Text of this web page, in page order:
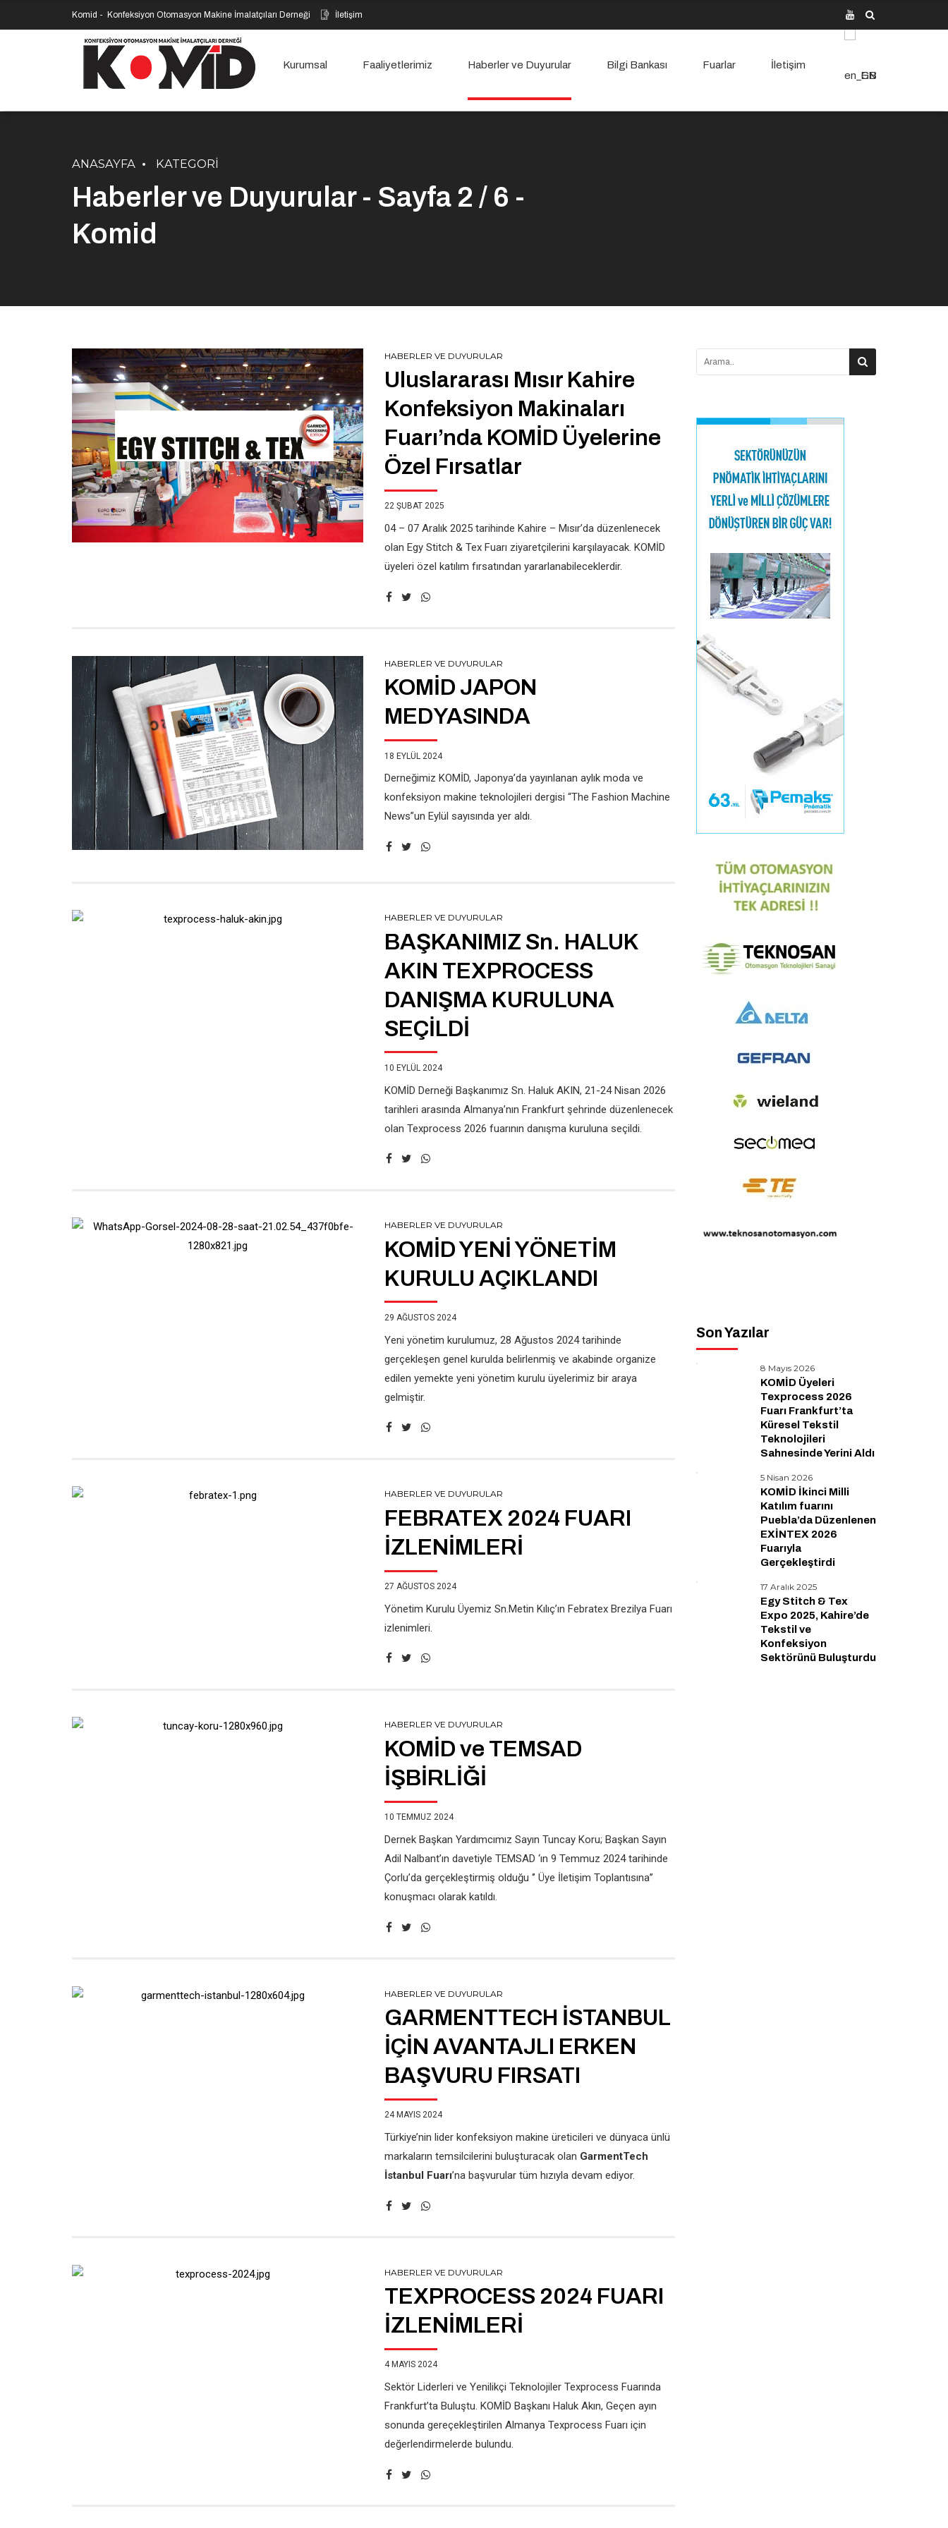
Komid - Konfeksiyon Otomasyon Makine İmalatçıları Derneği İletişim
Kurumsal Faaliyetlerimiz Haberler ve Duyurular Bilgi Bankası Fuarlar
İletişim
EN
ANASAYFA KATEGORI
Haberler ve Duyurular - Sayfa 2 / 6 -
Komid
HABERLER VE DUYURULAR
Uluslararası Mısır Kahire
Konfeksiyon Makinaları
Fuarı’nda KOMİD Üyelerine
Özel Fırsatlar
22 ŞUBAT 2025
04 – 07 Aralık 2025 tarihinde Kahire – Mısır’da düzenlenecek
olan Egy Stitch & Tex Fuarı ziyaretçilerini karşılayacak. KOMİD
üyeleri özel katılım fırsatından yararlanabileceklerdir.
HABERLER VE DUYURULAR
KOMİD JAPON
MEDYASINDA
18 EYLÜL 2024
Derneğimiz KOMİD, Japonya’da yayınlanan aylık moda ve
konfeksiyon makine teknolojileri dergisi “The Fashion Machine
News”un Eylül sayısında yer aldı.
HABERLER VE DUYURULAR
BAŞKANIMIZ Sn. HALUK
AKIN TEXPROCESS
DANIŞMA KURULUNA
SEÇİLDİ
10 EYLÜL 2024
KOMİD Derneği Başkanımız Sn. Haluk AKIN, 21-24 Nisan 2026
tarihleri arasında Almanya’nın Frankfurt şehrinde düzenlenecek
olan Texprocess 2026 fuarının danışma kuruluna seçildi.
HABERLER VE DUYURULAR
KOMİD YENİ YÖNETİM
KURULU AÇIKLANDI
29 AĞUSTOS 2024
Yeni yönetim kurulumuz, 28 Ağustos 2024 tarihinde
gerçekleşen genel kurulda belirlenmiş ve akabinde organize
edilen yemekte yeni yönetim kurulu üyelerimiz bir araya
gelmiştir.
HABERLER VE DUYURULAR
FEBRATEX 2024 FUARI
İZLENİMLERİ
27 AĞUSTOS 2024
Yönetim Kurulu Üyemiz Sn.Metin Kılıç’ın Febratex Brezilya Fuarı
izlenimleri.
HABERLER VE DUYURULAR
KOMİD ve TEMSAD
İŞBİRLİĞİ
10 TEMMUZ 2024
Dernek Başkan Yardımcımız Sayın Tuncay Koru; Başkan Sayın
Adil Nalbant’ın davetiyle TEMSAD ‘ın 9 Temmuz 2024 tarihinde
Çorlu’da gerçekleştirmiş olduğu ‘’ Üye İletişim Toplantısına’’
konuşmacı olarak katıldı.
HABERLER VE DUYURULAR
GARMENTTECH İSTANBUL
İÇİN AVANTAJLI ERKEN
BAŞVURU FIRSATI
24 MAYIS 2024
Türkiye’nin lider konfeksiyon makine üreticileri ve dünyaca ünlü
markaların temsilcilerini buluşturacak olan GarmentTech
İstanbul Fuarı’na başvurular tüm hızıyla devam ediyor.
HABERLER VE DUYURULAR
TEXPROCESS 2024 FUARI
İZLENİMLERİ
4 MAYIS 2024
Sektör Liderleri ve Yenilikçi Teknolojiler Texprocess Fuarında
Frankfurt’ta Buluştu. KOMİD Başkanı Haluk Akın, Geçen ayın
sonunda gereçekleştirilen Almanya Texprocess Fuarı için
değerlendirmelerde bulundu.
Son Yazılar
8 Mayıs 2026
KOMİD Üyeleri
Texprocess 2026
Fuarı Frankfurt’ta
Küresel Tekstil
Teknolojileri
Sahnesinde Yerini Aldı
5 Nisan 2026
KOMİD İkinci Milli
Katılım fuarını
Puebla’da Düzenlenen
EXİNTEX 2026
Fuarıyla
Gerçekleştirdi
17 Aralık 2025
Egy Stitch & Tex
Expo 2025, Kahire’de
Tekstil ve
Konfeksiyon
Sektörünü Buluşturdu